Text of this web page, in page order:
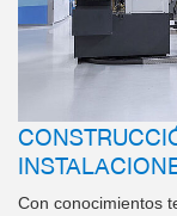
Con conocimientos